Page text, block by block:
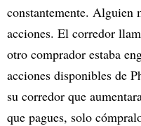
constantemente. Alguien
acciones. El corredor
otro comprador estaba
acciones disponibles de
su corredor que
que pagues, solo